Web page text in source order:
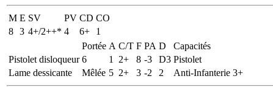
M E SV PV CD CO
8 3 4+/2++* 4 6+
1
Portée A C/T F PA D
Capacités
Pistolet disloqueur 6 1 2+ 8 -3 D3 Pistolet
Lame dessicante
Mêlée 5 2+ 3 -2 2 Anti-Infanterie 3+